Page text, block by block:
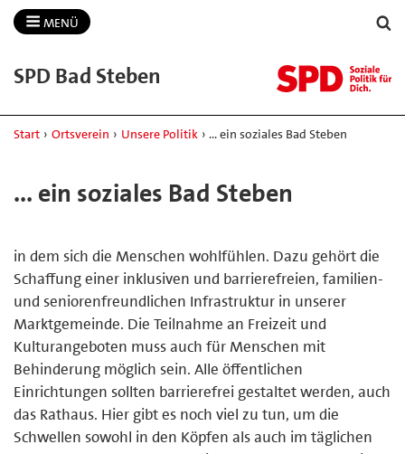
MENÜ
SPD Bad Steben
Start › Ortsverein › Unsere Politik › ... ein soziales Bad Steben
... ein soziales Bad Steben
in dem sich die Menschen wohlfühlen. Dazu gehört die
Schaffung einer inklusiven und barrierefreien, familien-
und seniorenfreundlichen Infrastruktur in unserer
Marktgemeinde. Die Teilnahme an Freizeit und
Kulturangeboten muss auch für Menschen mit
Behinderung möglich sein. Alle öffentlichen
Einrichtungen sollten barrierefrei gestaltet werden, auch
das Rathaus. Hier gibt es noch viel zu tun, um die
Schwellen sowohl in den Köpfen als auch im täglichen